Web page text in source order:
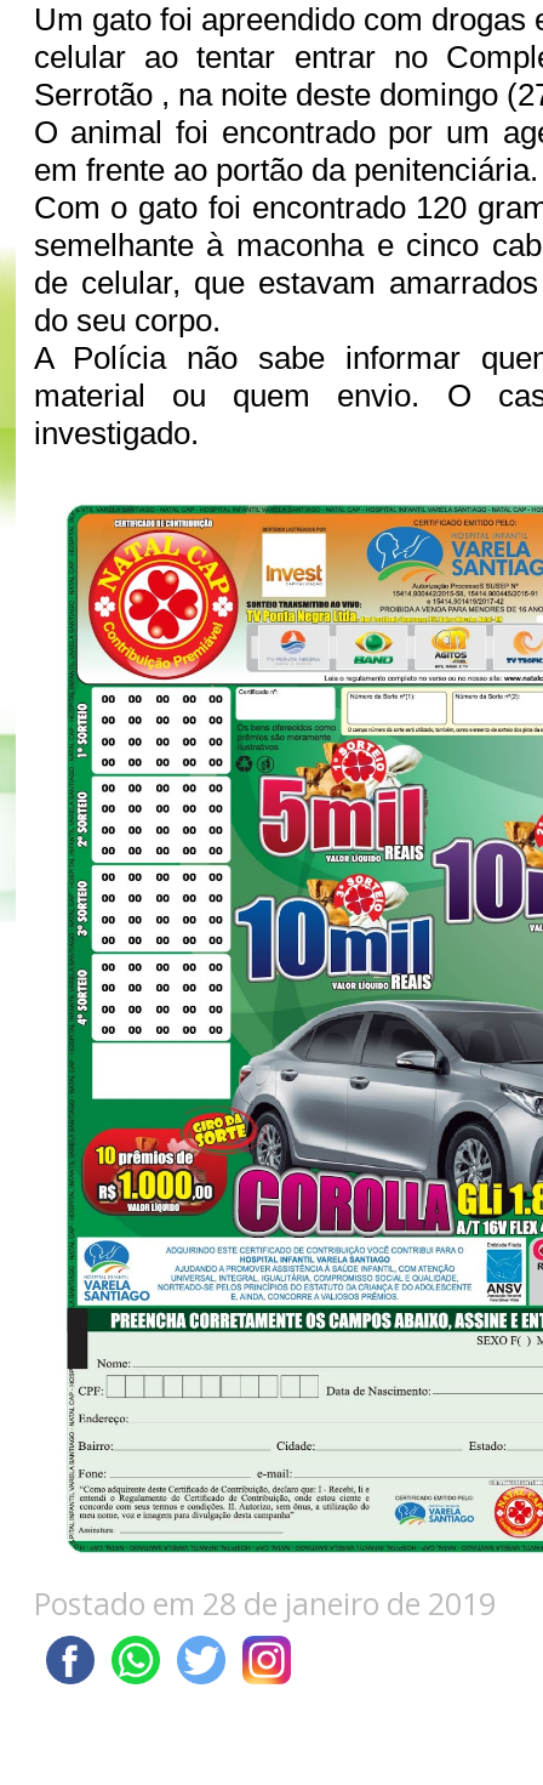
Um gato foi apreendido com drogas
celular ao tentar entrar no
Serrotão , na noite deste domingo
O animal foi encontrado por um
em frente ao portão da penitenciária.
Com o gato foi encontrado 120
semelhante à maconha e cinco
de celular, que estavam
do seu corpo.
A Polícia não sabe informar
material ou quem envio. O
investigado.
Postado em 28 de janeiro de 2019